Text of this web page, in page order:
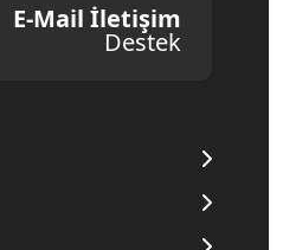
E-Mail İletişim
Destek